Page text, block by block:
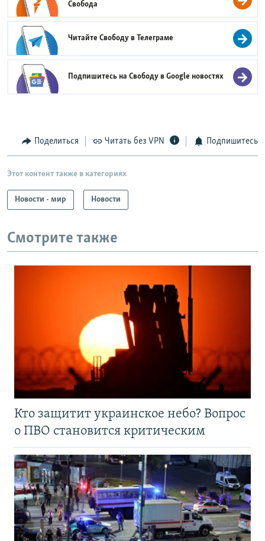
Свобода
Читайте Свободу вТелеграме
Подпишитесь на Свободу вGoogle новостях
Поделиться Читать без VPN Подпишитесь
Этот контент также в категориях
Новости - мир Новости
Смотрите также
Кто защитит украинское небо? Вопрос
о ПВО становится критическим